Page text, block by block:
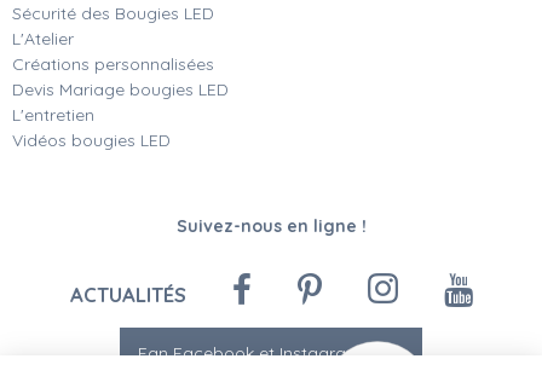
Sécurité des Bougies LED
L'Atelier
Créations personnalisées
Devis Mariage bougies LED
L'entretien
Vidéos bougies LED
Suivez-nous en ligne !
ACTUALITÉS
Fan Facebook et Instagram -10%